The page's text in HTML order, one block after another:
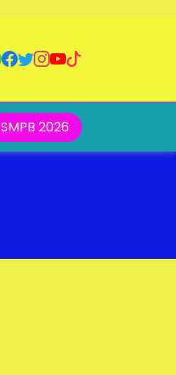
SMPB 2026